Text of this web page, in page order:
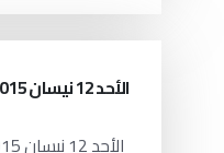
الأحد 12 نيسان 2015